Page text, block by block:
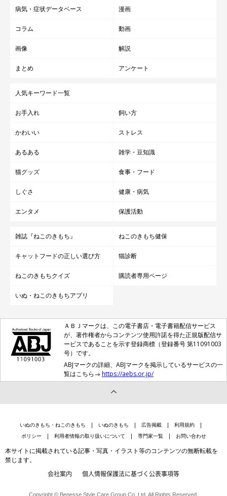
病気・症状データベース 漫画
コラム 動画
画像 解説
まとめ アンケート
人気キーワード一覧
お手入れ 飼い方
かわいい ストレス
あるある 雑学・豆知識
猫グッズ 食事・フード
しぐさ 健康・病気
エンタメ 保護活動
雑誌『ねこのきもち』 ねこのきもち健保
キャットフードの正しい選び方 猫診断
ねこのきもちクイズ 購読者専用ページ
いぬ・ねこのきもちアプリ
ＡＢＪマークは、この電子書店・電子書籍配信サービス
が、著作権者からコンテンツ使用許諾を得た正規版配信サ
ービスであることを示す登録商標（登録番号 第11091003
号）です。
ABJマークの詳細、ABJマークを掲示しているサービスの一
覧はこちら→ https://aebs.or.jp/
いぬのきもち・ねこのきもち いぬのきもち 広告掲載
利用規約
ポリシー
利用者情報の取り扱いについて 専門家一覧 お問い合わせ
本サイトに掲載されている記事・写真・イラスト等のコンテンツの無断転載を
禁じます。
会社案内 個人情報保護法に基づく公表事項等
Copyright © Benesse Style Care Group Co.,Ltd. All Rights Reserved.